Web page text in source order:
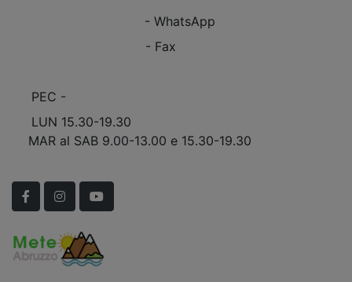
- WhatsApp
- Fax
PEC -
LUN 15.30-19.30
MAR al SAB 9.00-13.00 e 15.30-19.30
FacebookInstagramYouTube